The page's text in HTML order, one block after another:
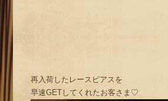
再入荷したレースピアスを
早速GETしてくれたお客さま♡